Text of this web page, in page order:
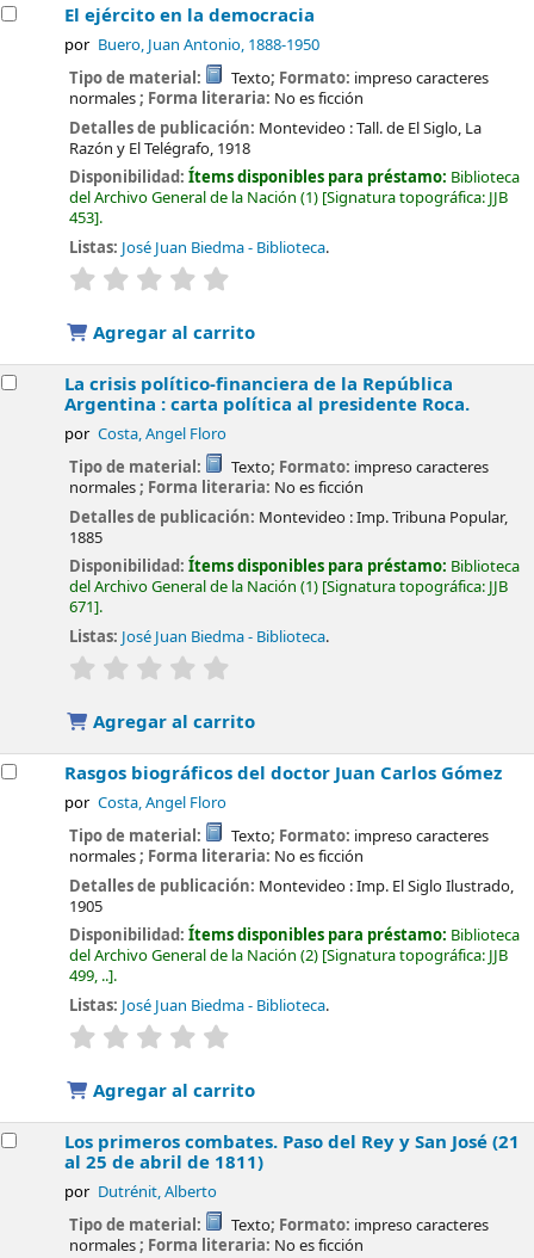
El ejército en la democracia
por Buero, Juan Antonio, 1888-1950
Tipo de material: Texto; Formato: impreso caracteres
normales; Forma literaria: No es ficción
Detalles de publicación: Montevideo :Tall. de El Siglo, La
Razón y El Telégrafo, 1918
Disponibilidad:Ítems disponibles para préstamo: Biblioteca
del Archivo General de la Nación (1) Signatura topográfica: JJB
453 .
Listas: José Juan Biedma - Biblioteca.
valoración
Agregar al carrito
La crisis político-financiera de la República
Argentina : carta política al presidente Roca.
por Costa, Angel Floro
Tipo de material: Texto; Formato: impreso caracteres
normales; Forma literaria: No es ficción
Detalles de publicación: Montevideo :Imp. Tribuna Popular,
1885
Disponibilidad:Ítems disponibles para préstamo: Biblioteca
del Archivo General de la Nación (1) Signatura topográfica: JJB
671 .
Listas: José Juan Biedma - Biblioteca.
valoración
Agregar al carrito
Rasgos biográficos del doctor Juan Carlos Gómez
por Costa, Angel Floro
Tipo de material: Texto; Formato: impreso caracteres
normales; Forma literaria: No es ficción
Detalles de publicación: Montevideo :Imp. El Siglo Ilustrado,
1905
Disponibilidad:Ítems disponibles para préstamo: Biblioteca
del Archivo General de la Nación (2) Signatura topográfica: JJB
499, .. .
Listas: José Juan Biedma - Biblioteca.
valoración
Agregar al carrito
Los primeros combates. Paso del Rey y San José (21
al 25 de abril de 1811)
por Dutrénit, Alberto
Tipo de material: Texto; Formato: impreso caracteres
normales; Forma literaria: No es ficción